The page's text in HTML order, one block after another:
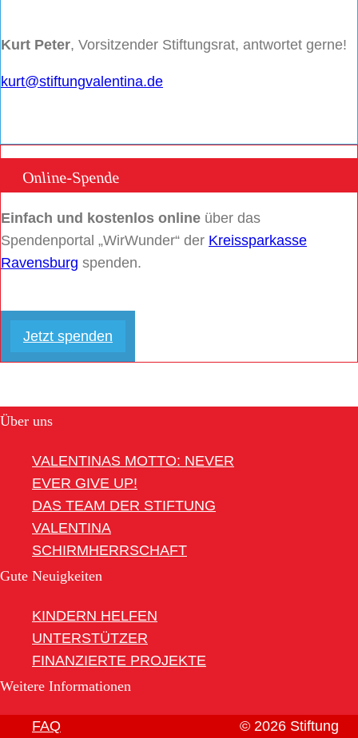
Kurt Peter, Vorsitzender Stiftungsrat, antwortet gerne!
kurt@stiftungvalentina.de
Online-Spende
Einfach und kostenlos online über das
Spendenportal „WirWunder“ der Kreissparkasse
Ravensburg spenden.
Jetzt spenden
Über uns
VALENTINAS MOTTO: NEVER
EVER GIVE UP!
DAS TEAM DER STIFTUNG
VALENTINA
SCHIRMHERRSCHAFT
Gute Neuigkeiten
KINDERN HELFEN
UNTERSTÜTZER
FINANZIERTE PROJEKTE
Weitere Informationen
FAQ
© 2026 Stiftung